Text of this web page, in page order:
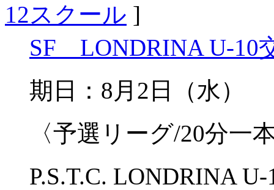
12スクール ]
SF LONDRINA U-10
期日：8月2日（水
〈予選リーグ/20分一
P.S.T.C. LONDRINA